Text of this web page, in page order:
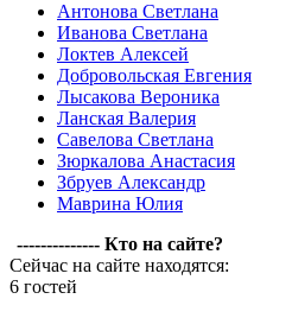
Антонова Светлана
Иванова Светлана
Локтев Алексей
Добровольская Евгения
Лысакова Вероника
Ланская Валерия
Савелова Светлана
Зюркалова Анастасия
Збруев Александр
Маврина Юлия
-------------- Кто на сайте?
Сейчас на сайте находятся:
6 гостей